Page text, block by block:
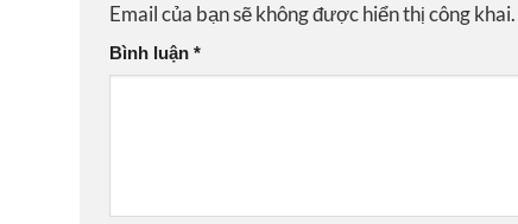
Email của bạn sẽ không được hiển thị công khai.
Bình luận *